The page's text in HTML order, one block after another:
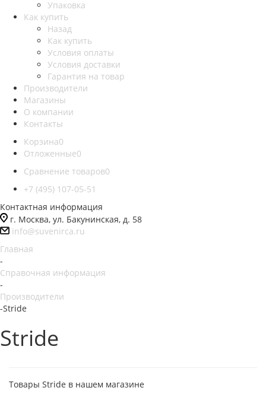
Упаковка
Как купить
Назад
Как купить
Условия оплаты
Условия доставки
Гарантия на товар
Производители
Магазины
О компании
Контакты
Корзина0
Отложенные0
Сравнение товаров0
+7 (495) 107-05-51
Контактная информация
г. Москва, ул. Бакунинская, д. 58
info@suvenirca.ru
Главная
-
Справочная информация
-
Производители
-Stride
Stride
Товары Stride в нашем магазине